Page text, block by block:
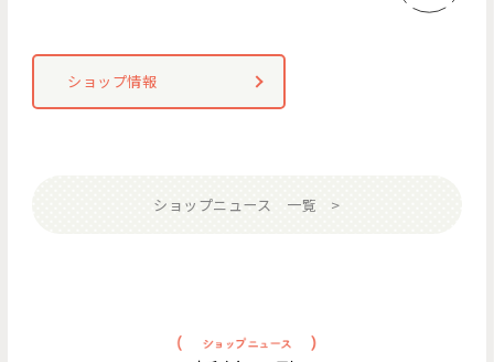
ショップ情報
ショップニュース 一覧